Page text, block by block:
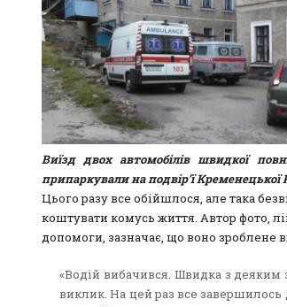
Виїзд двох автомобілів швидкої
припаркували на подвір’ї Кременецької
Цього разу все обійшлося, але така
коштувати комусь життя. Автор фото,
допомоги, зазначає, що воно зроблене
«Водій вибачився. Швидка з деяким
виклик. На цей раз все завершилось